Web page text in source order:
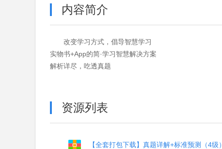
内容简介
改变学习方式，倡导智慧学习
实物书+App的简·学习智慧解决方案
解析详尽，吃透真题
资源列表
【全套打包下载】真题详解+标准预测（4级）